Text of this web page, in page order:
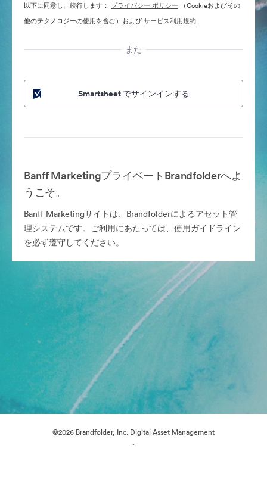
以下に同意し、続行します： プライバシー ポリシー （Cookieおよびその
他のテクノロジーの使用を含む）およびサービス利用規約
また
Smartsheet でサインインする
Banff MarketingプライベートBrandfolderへよ
うこそ。
Banff Marketingサイトは、Brandfolderによるアセット管
理システムです。ご利用にあたっては、使用ガイドライン
を必ず遵守してください。
©2026 Brandfolder, Inc. Digital Asset Management
·